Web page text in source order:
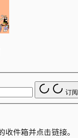
订阅
件箱并点击链接。